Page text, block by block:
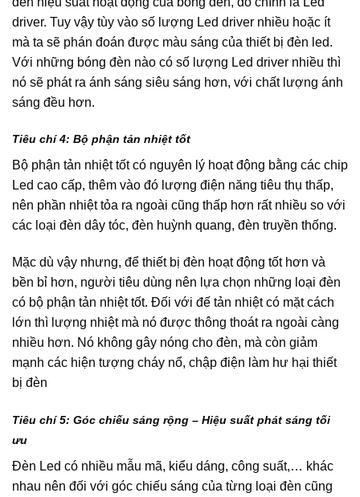
driver. Tuy vậy tùy vào số lượng Led driver nhiều hoặc ít
mà ta sẽ phán đoán được màu sáng của thiết bị đèn led.
Với những bóng đèn nào có số lượng Led driver nhiều thì
nó sẽ phát ra ánh sáng siêu sáng hơn, với chất lượng ánh
sáng đều hơn.
Tiêu chí 4: Bộ phận tản nhiệt tốt
Bộ phận tản nhiệt tốt có nguyên lý hoạt động bằng các chip
Led cao cấp, thêm vào đó lượng điện năng tiêu thụ thấp,
nên phần nhiệt tỏa ra ngoài cũng thấp hơn rất nhiều so với
các loại đèn dây tóc, đèn huỳnh quang, đèn truyền thống.
Mặc dù vậy nhưng, để thiết bị đèn hoạt động tốt hơn và
bền bỉ hơn, người tiêu dùng nên lựa chọn những loại đèn
có bộ phận tản nhiệt tốt. Đối với đế tản nhiệt có mặt cách
lớn thì lượng nhiệt mà nó được thông thoát ra ngoài càng
nhiều hơn. Nó không gây nóng cho đèn, mà còn giảm
mạnh các hiện tượng cháy nổ, chập điện làm hư hại thiết
bị đèn
Tiêu chí 5: Góc chiếu sáng rộng – Hiệu suất phát sáng tối
ưu
Đèn Led có nhiều mẫu mã, kiểu dáng, công suất,… khác
nhau nên đối với góc chiếu sáng của từng loại đèn cũng